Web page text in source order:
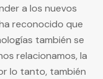
a los nuevos
reconocido que
también se
relacionamos, la
lo tanto, también